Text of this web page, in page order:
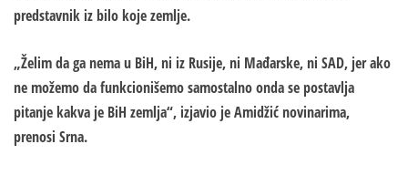
predstavnik iz bilo koje zemlje.
„Želim da ga nema u BiH, ni iz Rusije, ni Mađarske, ni SAD, jer ako
ne možemo da funkcionišemo samostalno onda se postavlja
pitanje kakva je BiH zemlja“, izjavio je Amidžić novinarima,
prenosi Srna.